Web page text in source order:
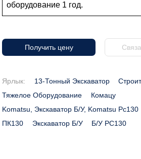
оборудование 1 год.
Получить цену
Ярлык: 13-Тонный Экскаватор
Тяжелое Оборудование
Комацу
Komatsu, Экскаватор Б/у, Komatsu Pc130
ПК130
Экскаватор Б/у Б/у PC130